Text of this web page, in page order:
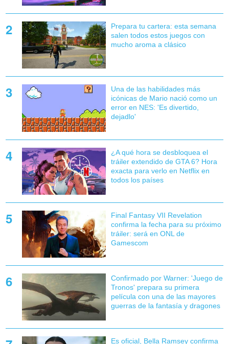
Prepara tu cartera: esta semana
salen todos estos juegos con
mucho aroma a clásico
Una de las habilidades más
icónicas de Mario nació como un
error en NES: 'Es divertido,
dejadlo'
¿A qué hora se desbloquea el
tráiler extendido de GTA 6? Hora
exacta para verlo en Netflix en
todos los países
Final Fantasy VII Revelation
confirma la fecha para su próximo
tráiler: será en ONL de
Gamescom
Confirmado por Warner: 'Juego de
Tronos' prepara su primera
película con una de las mayores
guerras de la fantasía y dragones
Es oficial, Bella Ramsey confirma